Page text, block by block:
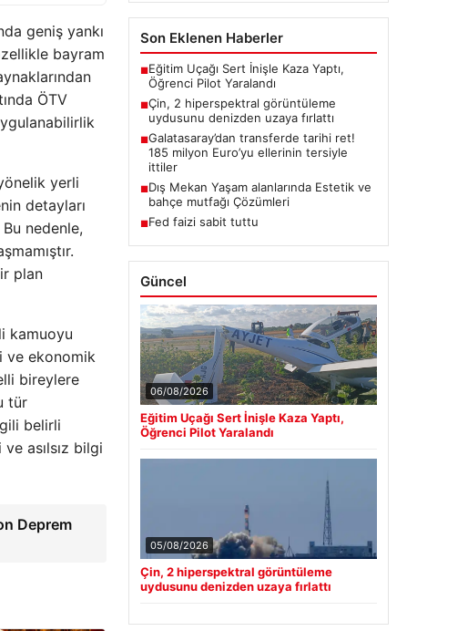
geniş yankı
bayram
ÖTV
yerli
detayları
nedenle,
plan
kamuoyu
ve ekonomik
bireylere
tür
belirli
asılsız bilgi
Deprem
Son Eklenen Haberler
■Eğitim Uçağı Sert İnişle Kaza Yaptı,
Öğrenci Pilot Yaralandı
■Çin, 2 hiperspektral görüntüleme
uydusunu denizden uzaya fırlattı
■Galatasaray’dan transferde tarihi ret!
185 milyon Euro’yu ellerinin tersiyle
ittiler
■Dış Mekan Yaşam alanlarında Estetik ve
bahçe mutfağı Çözümleri
■Fed faizi sabit tuttu
Güncel
06/08/2026
Eğitim Uçağı Sert İnişle Kaza Yaptı,
Öğrenci Pilot Yaralandı
05/08/2026
Çin, 2 hiperspektral görüntüleme
uydusunu denizden uzaya fırlattı